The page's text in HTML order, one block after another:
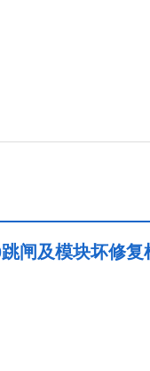
闸及模块坏修复